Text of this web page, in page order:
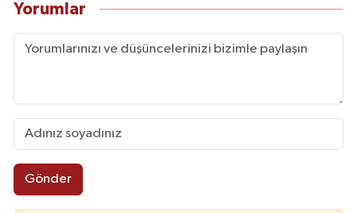
Yorumlar
Gönder